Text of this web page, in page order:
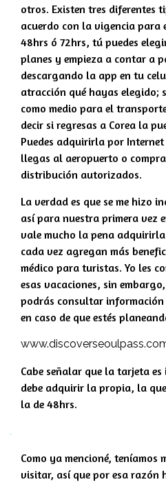
otros. Existen tres diferentes
acuerdo con la vigencia para
48hrs ó 72hrs, tú puedes
planes y empieza a contar a
descargando la app en tu
atracción qué hayas elegido;
como medio para el
decir si regresas a Corea la
Puedes adquirirla por
llegas al aeropuerto o
distribución autorizados.
La verdad es que se me hizo
así para nuestra primera vez
vale mucho la pena
cada vez agregan más
médico para turistas. Yo les
esas vacaciones, sin
podrás consultar
en caso de que estés
Cabe señalar que la tarjeta
debe adquirir la propia, la
la de 48hrs.
Como ya mencioné, teníamos
visitar, así que por esa razón